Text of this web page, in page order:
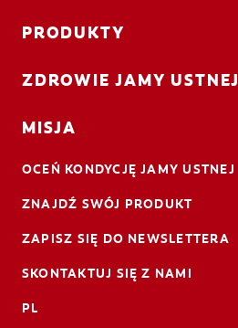
PRODUKTY
ZDROWIE JAMY USTNEJ
MISJA
OCEŃ KONDYCJĘ JAMY USTNEJ
ZNAJDŹ SWÓJ PRODUKT
ZAPISZ SIĘ DO NEWSLETTERA
SKONTAKTUJ SIĘ Z NAMI
PL